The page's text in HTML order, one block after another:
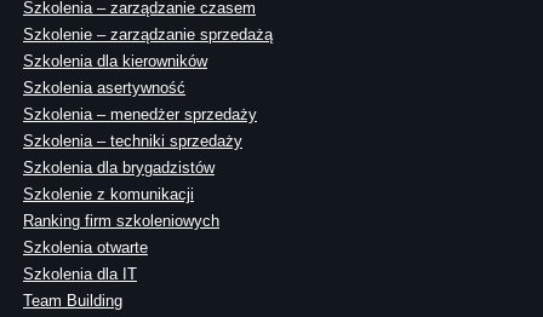
Szkolenia – zarządzanie czasem
Szkolenie – zarządzanie sprzedażą
Szkolenia dla kierowników
Szkolenia asertywność
Szkolenia – menedżer sprzedaży
Szkolenia – techniki sprzedaży
Szkolenia dla brygadzistów
Szkolenie z komunikacji
Ranking firm szkoleniowych
Szkolenia otwarte
Szkolenia dla IT
Team Building